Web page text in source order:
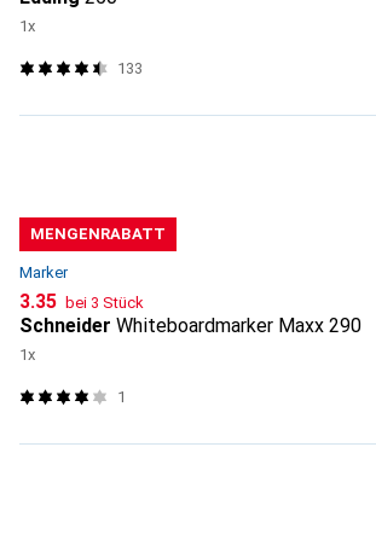
1x
133
MENGENRABATT
Marker
CHF
3.35 bei 3 Stück
Schneider Whiteboardmarker Maxx 290
1x
1